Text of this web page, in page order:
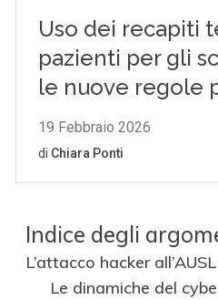
Indice degli
L’attacco hacker
Le dinamiche del